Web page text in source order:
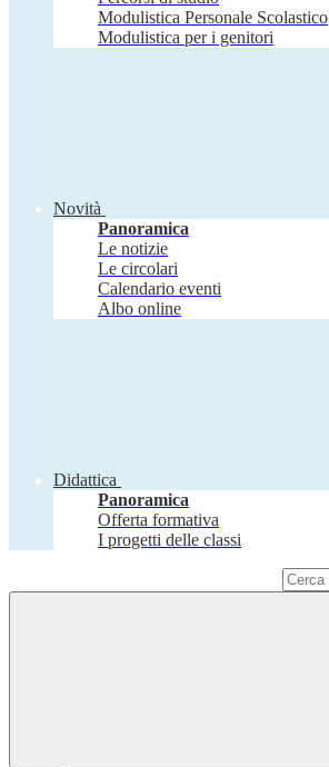
Modulistica Personale Scolastico
Modulistica per i genitori
Novità
Panoramica
Le notizie
Le circolari
Calendario eventi
Albo online
Didattica
Panoramica
Offerta formativa
I progetti delle classi